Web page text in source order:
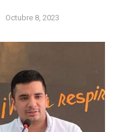
Octubre 8, 2023